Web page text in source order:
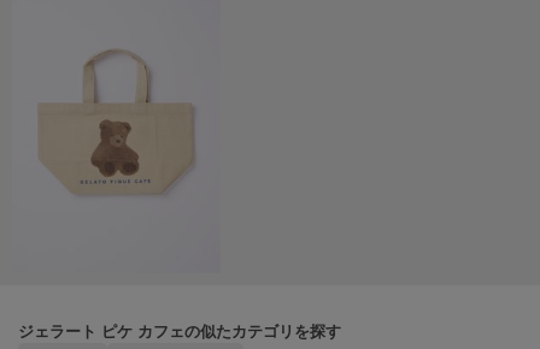
オニツカ タイガー
オルグ
PATRICK
ジェラート ピケ カフェの似たカテゴリを探す